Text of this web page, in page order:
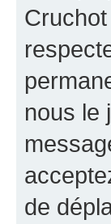
nous le
de